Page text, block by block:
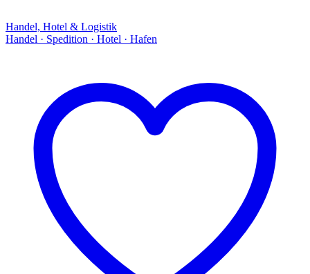
Handel, Hotel & Logistik
Handel · Spedition · Hotel · Hafen